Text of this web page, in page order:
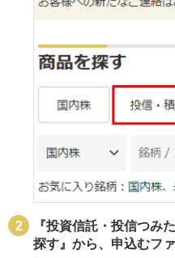
『投資信託・投信つみ
探す』から、申込むフ